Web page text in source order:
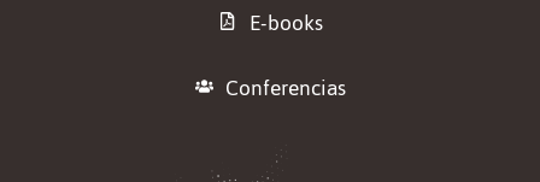
E-books
Conferencias